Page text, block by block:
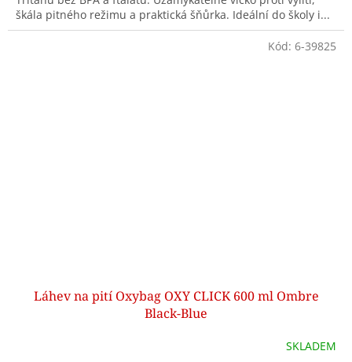
škála pitného režimu a praktická šňůrka. Ideální do školy i...
Láhev na pití Oxybag OXY CLICK 600 ml Ombre
Black-Blue
SKLADEM
Kód: 6-39825